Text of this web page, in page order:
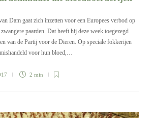
Dam gaat zich inzetten voor een Europees verbod op
paarden. Dat heeft hij deze week toegezegd
van de Partij voor de Dieren. Op speciale fokkerijen
voor hun bloed,…
2 min